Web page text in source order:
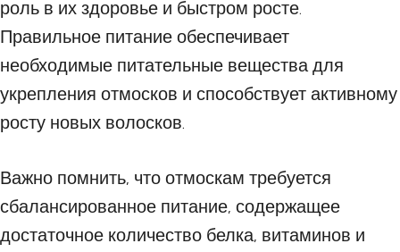
роль в их здоровье и быстром росте.
Правильное питание обеспечивает
необходимые питательные вещества для
укрепления отмосков и способствует активному
росту новых волосков.
Важно помнить, что отмоскам требуется
сбалансированное питание, содержащее
достаточное количество белка, витаминов и